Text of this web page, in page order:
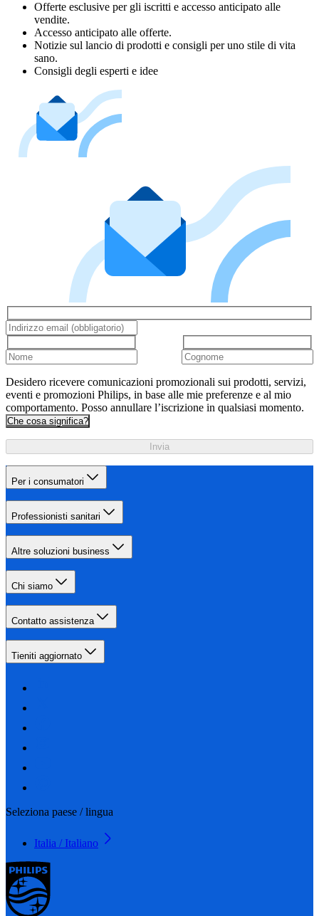
Offerte esclusive per gli iscritti e accesso anticipato alle
vendite.
Accesso anticipato alle offerte.
Notizie sul lancio di prodotti e consigli per uno stile di vita
sano.
Consigli degli esperti e idee
Desidero ricevere comunicazioni promozionali sui prodotti, servizi,
eventi e promozioni Philips, in base alle mie preferenze e al mio
comportamento. Posso annullare l’iscrizione in qualsiasi momento.
Che cosa significa?
Invia
Per i consumatori
Professionisti sanitari
Altre soluzioni business
Chi siamo
Contatto assistenza
Tieniti aggiornato
Seleziona paese / lingua
Italia / Italiano